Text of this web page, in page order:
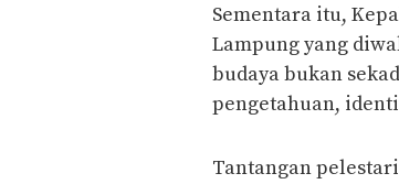
Sementara itu,
Lampung yang
budaya bukan
pengetahuan,
Tantangan